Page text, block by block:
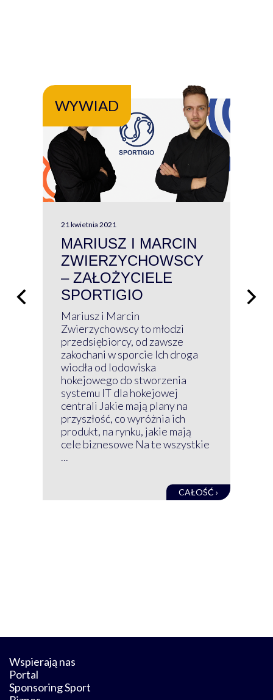
WYWIAD
21 kwietnia 2021
MARIUSZ I MARCIN
ZWIERZYCHOWSCY
– ZAŁOŻYCIELE
SPORTIGIO
Mariusz i Marcin
Zwierzychowscy to młodzi
przedsiębiorcy, od zawsze
zakochani w sporcie Ich droga
wiodła od lodowiska
hokejowego do stworzenia
systemu IT dla hokejowej
centrali Jakie mają plany na
przyszłość, co wyróżnia ich
produkt, na rynku, jakie mają
cele biznesowe Na te wszystkie
...
CAŁOŚĆ ›
Wspierają nas
Portal
Sponsoring Sport